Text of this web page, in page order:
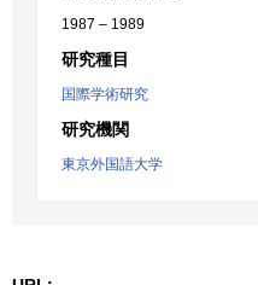
1987 – 1989
研究種目
国際学術研究
研究機関
東京外国語大学